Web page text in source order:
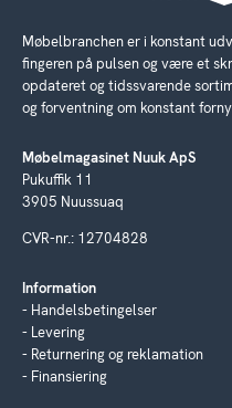
Møbelbranchen er i konstant
fingeren på pulsen og være et
opdateret og tidssvarende
og forventning om konstant
Møbelmagasinet Nuuk ApS
Pukuffik 11
3905 Nuussuaq
CVR-nr.: 12704828
Information
Handelsbetingelser
Levering
Returnering og reklamation
Finansiering